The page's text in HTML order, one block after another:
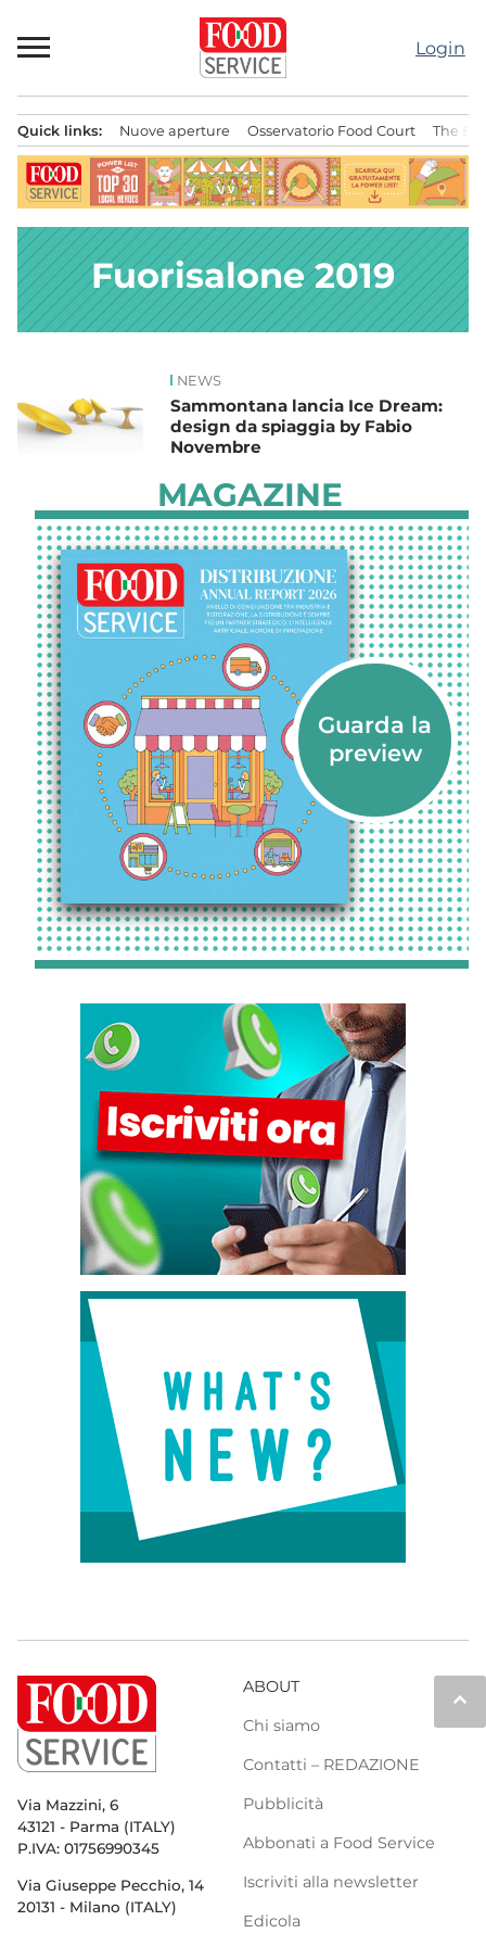
al
contenuto
Login
principale
Quick links: Nuove aperture Osservatorio Food Court The
Fuorisalone 2019
NEWS
Sammontana lancia Ice Dream:
design da spiaggia by Fabio
Novembre
MAGAZINE
keyboard_arrow_up
Via Mazzini, 6
43121 - Parma (ITALY)
P.IVA: 01756990345
Via Giuseppe Pecchio, 14
20131 - Milano (ITALY)
ABOUT
Chi siamo
Contatti – REDAZIONE
Pubblicità
Abbonati a Food Service
Iscriviti alla newsletter
Edicola